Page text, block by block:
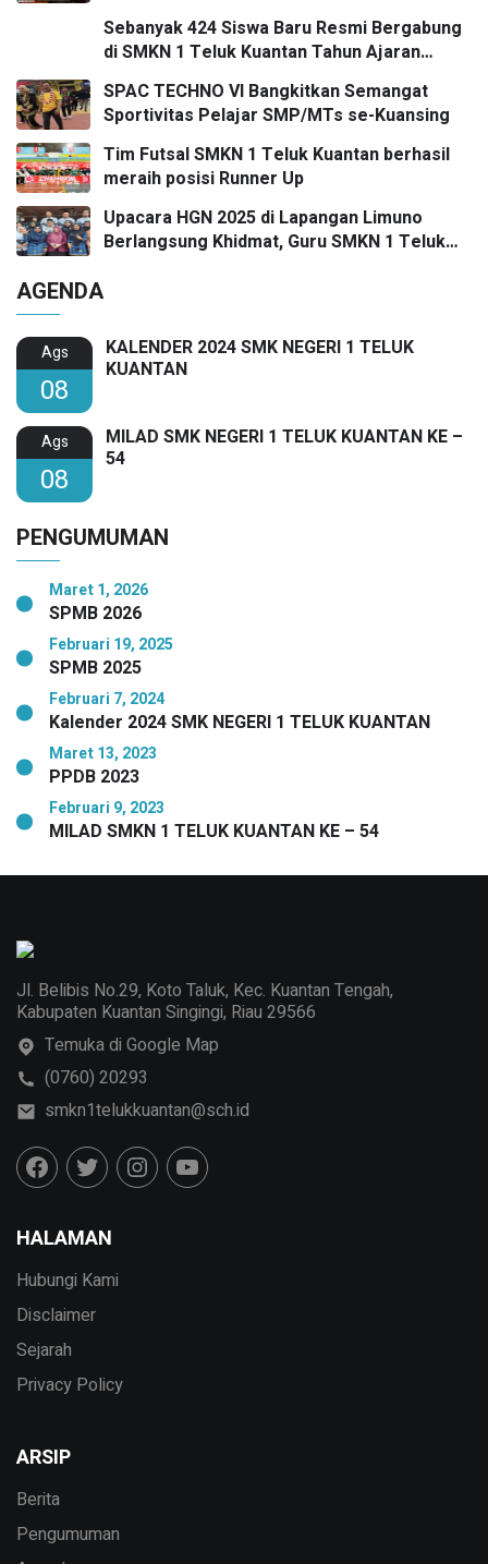
Sebanyak 424 Siswa Baru Resmi Bergabung
di SMKN 1 Teluk Kuantan Tahun Ajaran
SPAC TECHNO VI Bangkitkan Semangat
Sportivitas Pelajar SMP/MTs se-Kuansing
Tim Futsal SMKN 1 Teluk Kuantan berhasil
meraih posisi Runner Up
Upacara HGN 2025 di Lapangan Limuno
Berlangsung Khidmat, Guru SMKN 1 Teluk
AGENDA
Ags
08
KALENDER 2024 SMK NEGERI 1 TELUK
KUANTAN
Ags
08
MILAD SMK NEGERI 1 TELUK KUANTAN KE –
54
PENGUMUMAN
Maret 1, 2026
SPMB 2026
Februari 19, 2025
SPMB 2025
Februari 7, 2024
Kalender 2024 SMK NEGERI 1 TELUK KUANTAN
Maret 13, 2023
PPDB 2023
Februari 9, 2023
MILAD SMKN 1 TELUK KUANTAN KE – 54
Jl. Belibis No.29, Koto Taluk, Kec. Kuantan Tengah,
Kabupaten Kuantan Singingi, Riau 29566
Temuka di Google Map
(0760) 20293
smkn1telukkuantan@sch.id
HALAMAN
Hubungi Kami
Disclaimer
Sejarah
Privacy Policy
ARSIP
Berita
Pengumuman